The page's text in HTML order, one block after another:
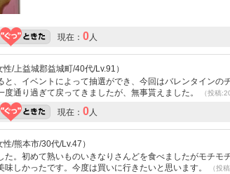
現在： 0人
/上益城郡益城町/40代/Lv.91）
と、イベントによって抽選ができ、今回はバレンタイン
度通り過ぎて戻ってきましたが、無事貰えました。
（投稿
現在： 0人
/熊本市/30代/Lv.47）
た。初めて熟いものいきなりさんどを食べましたがモチモ
味しかったです。今度は買いに行きたいと思います。
（投